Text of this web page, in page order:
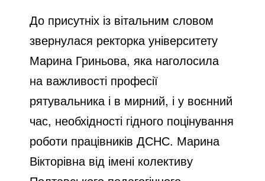
До присутніх із вітальним словом
звернулася ректорка університету
Марина Гриньова, яка наголосила
на важливості професії
рятувальника і в мирний, і у воєнний
час, необхідності гідного поцінування
роботи працівників ДСНС. Марина
Вікторівна від імені колективу